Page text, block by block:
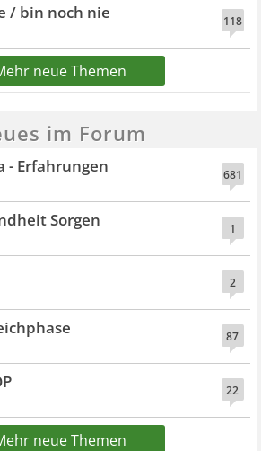
118
/ bin noch nie
neue Themen
im Forum
681
- Erfahrungen
1
Sorgen
2
87
22
neue Themen